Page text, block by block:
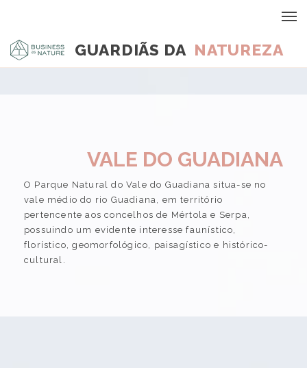
GUARDIÃS DA NATUREZA
VALE DO GUADIANA
O Parque Natural do Vale do Guadiana situa-se no
vale médio do rio Guadiana, em território
pertencente aos concelhos de Mértola e Serpa,
possuindo um evidente interesse faunístico,
florístico, geomorfológico, paisagístico e histórico-
cultural.